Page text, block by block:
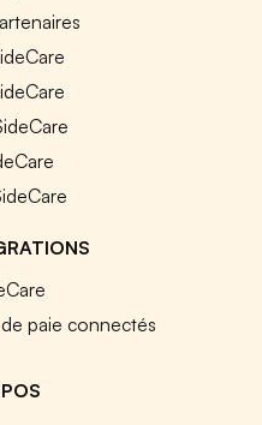
de paie connectés